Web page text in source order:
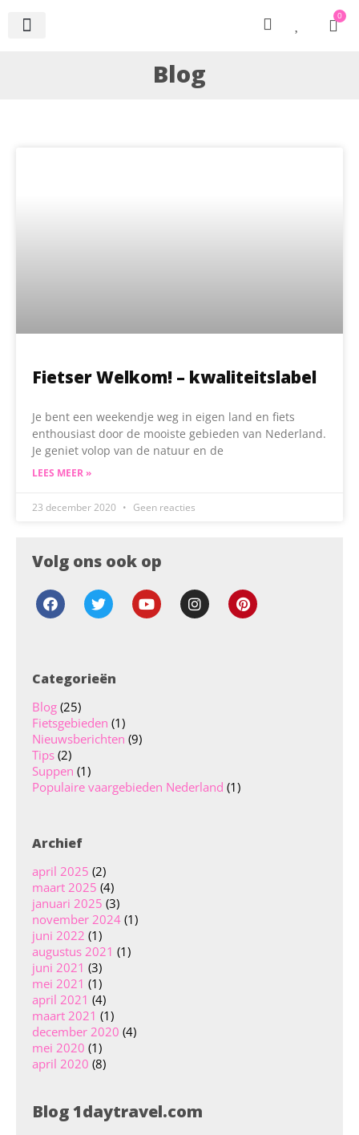
0
Blog
Fietser Welkom! – kwaliteitslabel
Je bent een weekendje weg in eigen land en fiets
enthousiast door de mooiste gebieden van Nederland.
Je geniet volop van de natuur en de
LEES MEER »
23 december 2020 Geen reacties
Volg ons ook op
Categorieën
Blog (25)
Fietsgebieden (1)
Nieuwsberichten (9)
Tips (2)
Suppen (1)
Populaire vaargebieden Nederland (1)
Archief
april 2025 (2)
maart 2025 (4)
januari 2025 (3)
november 2024 (1)
juni 2022 (1)
augustus 2021 (1)
juni 2021 (3)
mei 2021 (1)
april 2021 (4)
maart 2021 (1)
december 2020 (4)
mei 2020 (1)
april 2020 (8)
Blog 1daytravel.com